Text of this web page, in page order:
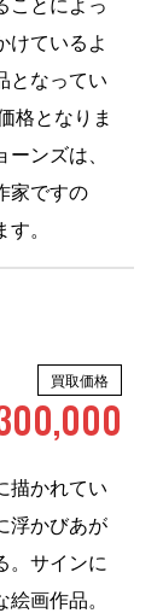
ことによっ
けているよ
となってい
格となりま
ンズは、
家ですの
。
買取価格
描かれてい
浮かびあが
。サインに
画作品。